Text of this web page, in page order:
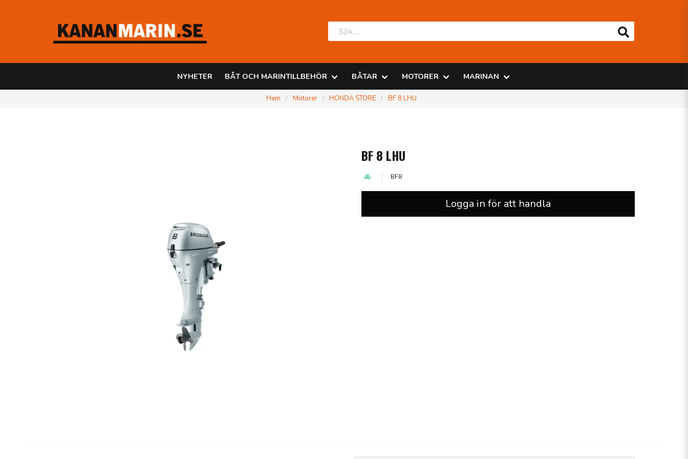
NYHETER BÅT OCH MARINTILLBEHÖR BÅTAR MOTORER MARINAN
Hem Motorer HONDA STORE BF 8 LHU
BF 8 LHU
BF8
Logga in för att handla